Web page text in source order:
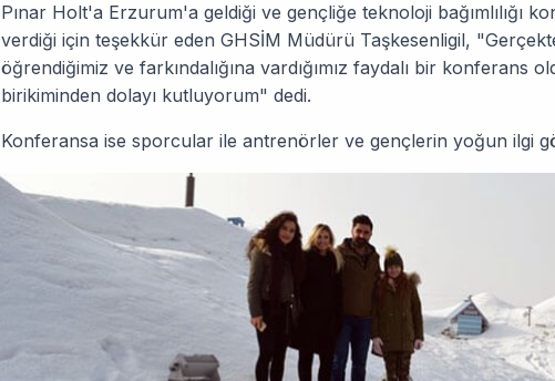
Pınar Holt'a Erzurum'a geldiği ve gençliğe teknoloji bağımlılığı
verdiği için teşekkür eden GHSİM Müdürü Taşkesenligil,
öğrendiğimiz ve farkındalığına vardığımız faydalı bir konferans
birikiminden dolayı kutluyorum" dedi.
Konferansa ise sporcular ile antrenörler ve gençlerin yoğun ilgi